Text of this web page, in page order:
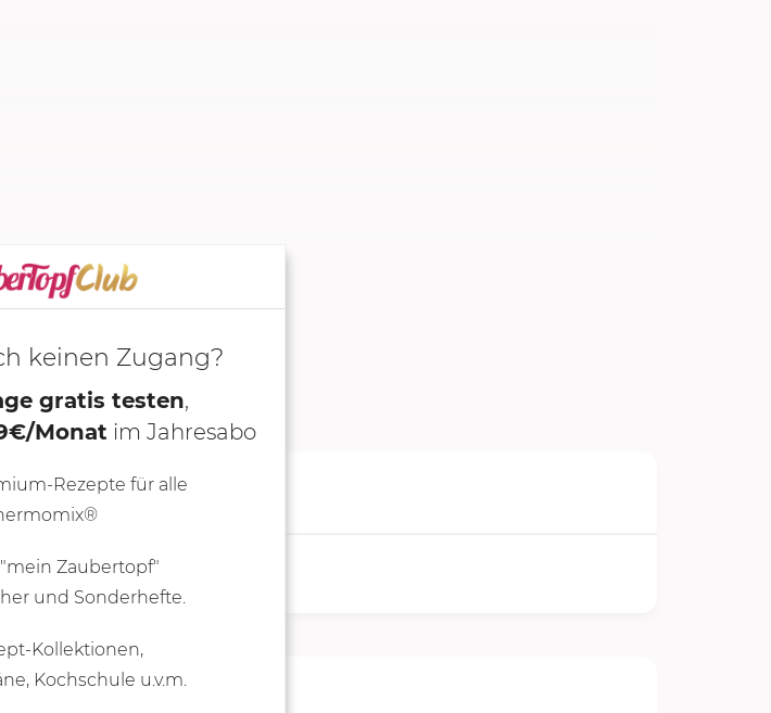
NEUE NOTIZ
keinen Zugang?
gratis testen,
Monat im Jahresabo
Rezepte für alle
Zaubertopf"
und Sonderhefte.
Kollektionen,
Kochschule u.v.m.